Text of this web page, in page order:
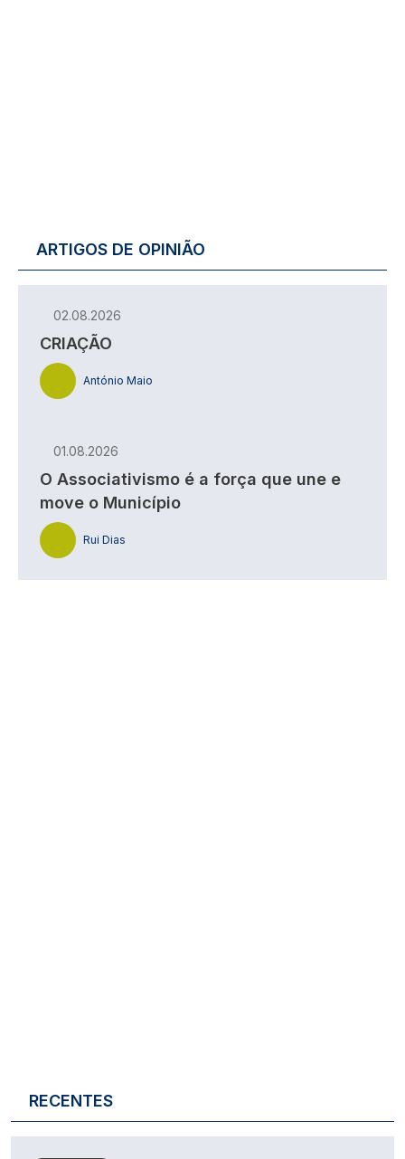
ARTIGOS DE OPINIÃO
02.08.2026
CRIAÇÃO
António Maio
01.08.2026
O Associativismo é a força que une e
move o Município
Rui Dias
RECENTES